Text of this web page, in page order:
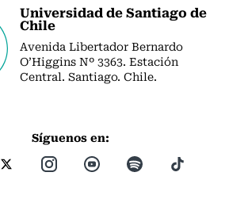
Universidad de Santiago de
Chile
Avenida Libertador Bernardo
O’Higgins Nº 3363. Estación
Central. Santiago. Chile.
Síguenos en: